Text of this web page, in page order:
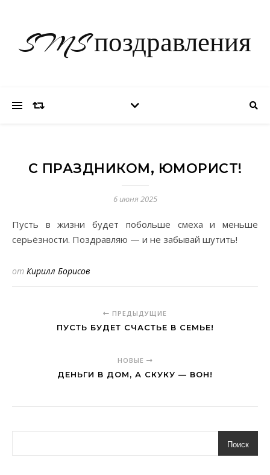
SMS поздравления
С ПРАЗДНИКОМ, ЮМОРИСТ!
6 июня 2025
Пусть в жизни будет побольше смеха и меньше
серьёзности. Поздравляю — и не забывай шутить!
от Кирилл Борисов
ПРЕДЫДУЩИЕ
ПУСТЬ БУДЕТ СЧАСТЬЕ В СЕМЬЕ!
НОВЫЕ
ДЕНЬГИ В ДОМ, А СКУКУ — ВОН!
Поиск